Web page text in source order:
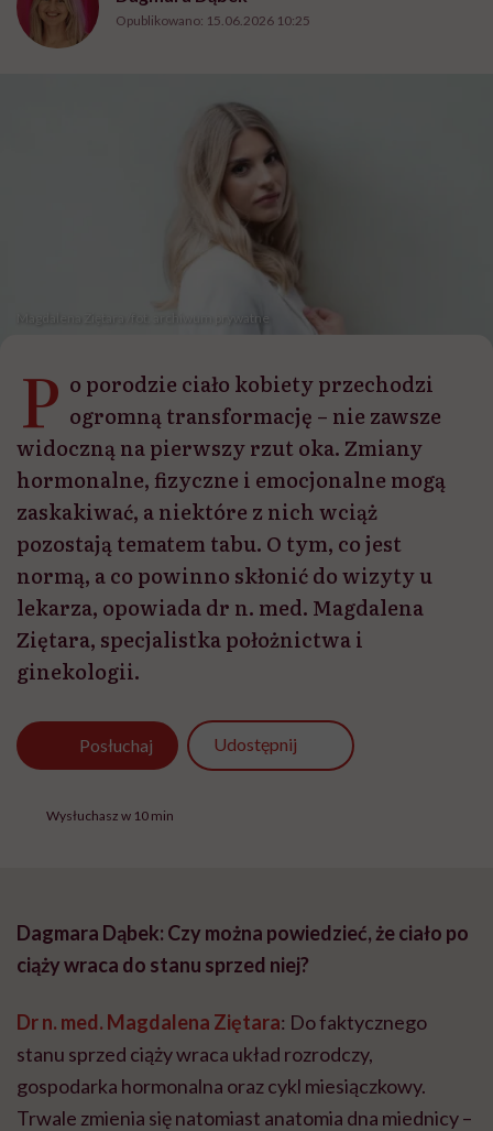
Opublikowano: 15.06.2026 10:25
Magdalena Ziętara /fot. archiwum prywatne
P o porodzie ciało kobiety przechodzi
ogromną transformację – nie zawsze
widoczną na pierwszy rzut oka. Zmiany
hormonalne, fizyczne i emocjonalne mogą
zaskakiwać, a niektóre z nich wciąż
pozostają tematem tabu. O tym, co jest
normą, a co powinno skłonić do wizyty u
lekarza, opowiada dr n. med. Magdalena
Ziętara, specjalistka położnictwa i
ginekologii.
Posłuchaj Udostępnij
Wysłuchasz w 10 min
Dagmara Dąbek: Czy można powiedzieć, że ciało po
ciąży wraca do stanu sprzed niej?
Dr n. med. Magdalena Ziętara: Do faktycznego
stanu sprzed ciąży wraca układ rozrodczy,
gospodarka hormonalna oraz cykl miesiączkowy.
Trwale zmienia się natomiast anatomia dna miednicy –